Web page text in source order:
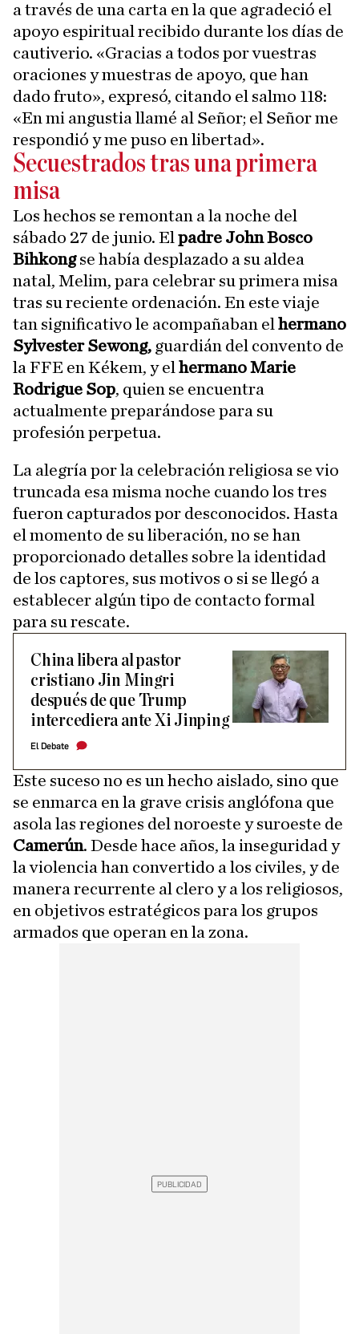
a través de una carta en la que agradeció el
apoyo espiritual recibido durante los días de
cautiverio. «Gracias a todos por vuestras
oraciones y muestras de apoyo, que han
dado fruto», expresó, citando el salmo 118:
«En mi angustia llamé al Señor; el Señor me
respondió y me puso en libertad».
Secuestrados tras una primera
misa
Los hechos se remontan a la noche del
sábado 27 de junio. El padre John Bosco
Bihkongse había desplazado a su aldea
natal, Melim, para celebrar su primera misa
tras su reciente ordenación. En este viaje
tan significativo le acompañaban el hermano
Sylvester Sewong, guardián del convento de
la FFE en Kékem, y el hermano Marie
Rodrigue Sop, quien se encuentra
actualmente preparándose para su
profesión perpetua.
La alegría por la celebración religiosa se vio
truncada esa misma noche cuando los tres
fueron capturados por desconocidos. Hasta
el momento de su liberación, no se han
proporcionado detalles sobre la identidad
de los captores, sus motivos o si se llegó a
establecer algún tipo de contacto formal
para su rescate.
China libera al pastor
cristiano Jin Mingri
después de que Trump
intercediera ante Xi Jinping
El Debate
Este suceso no es un hecho aislado, sino que
se enmarca en la grave crisis anglófona que
asola las regiones del noroeste y suroeste de
Camerún. Desde hace años, la inseguridad y
la violencia han convertido a los civiles, y de
manera recurrente al clero y a los religiosos,
en objetivos estratégicos para los grupos
armados que operan en la zona.